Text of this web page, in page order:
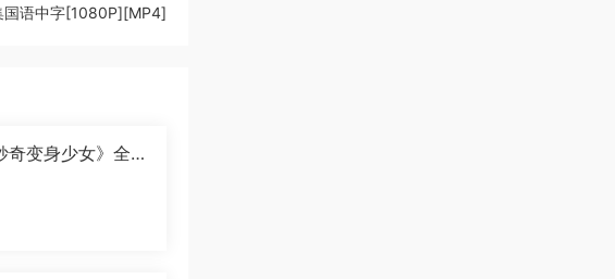
国语中字[1080P][MP4]
奇变身少女》全2